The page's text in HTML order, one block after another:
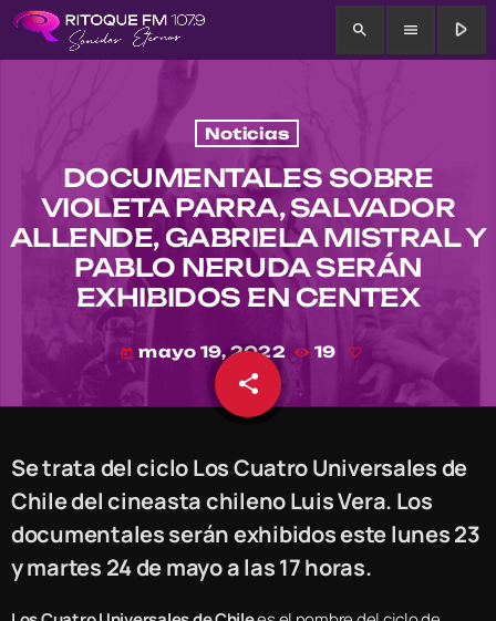
search menu play_arrow
Noticias
DOCUMENTALES SOBRE
VIOLETA PARRA, SALVADOR
ALLENDE, GABRIELA MISTRAL Y
PABLO NERUDA SERÁN
EXHIBIDOS EN CENTEX
today mayo 19, 2022 19
share
email
Se trata del ciclo Los Cuatro Universales de
Chile del cineasta chileno Luis Vera. Los
documentales serán exhibidos este lunes 23
y martes 24 de mayo a las 17 horas.